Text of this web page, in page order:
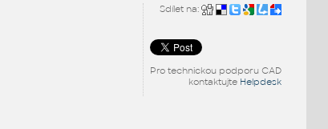
Sdílet na:
Pro technickou podporu CAD
kontaktujte Helpdesk